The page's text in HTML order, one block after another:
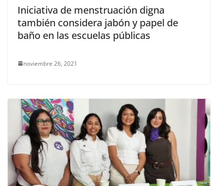
Iniciativa de menstruación digna
también considera jabón y papel de
baño en las escuelas públicas
noviembre 26, 2021